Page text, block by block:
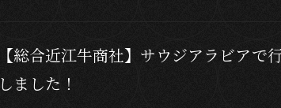
【総合近江牛商社】サウジアラビア
しました！